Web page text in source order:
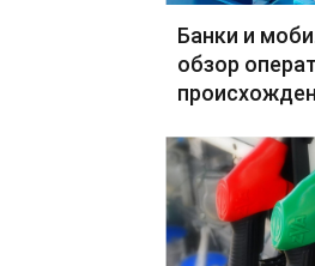
Банки и
обзор